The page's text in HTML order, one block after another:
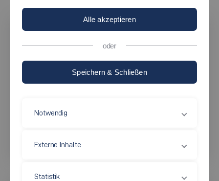
Youtube WTF
Alle akzeptieren
oder
Speichern & Schließen
Notwendig
Externe Inhalte
Statistik